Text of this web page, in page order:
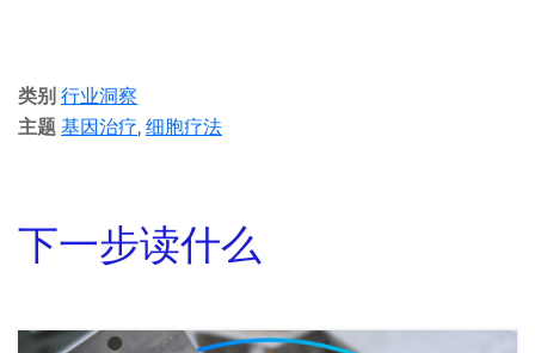
类别 行业洞察
主题 基因治疗, 细胞疗法
下一步读什么